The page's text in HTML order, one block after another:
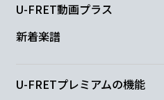
U-FRET動画プラス
新着楽譜
U-FRETプレミアムの機能